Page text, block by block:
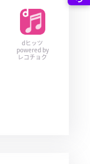
dヒッツ
powered by
レコチョク